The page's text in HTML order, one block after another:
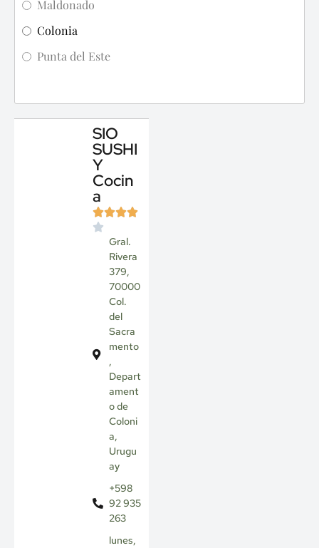
Maldonado
Colonia
Punta del Este
SIO
SUSHI
Y
Cocin
a
Gral.
Rivera
379,
70000
Col.
del
Sacra
mento
,
Depart
ament
o de
Coloni
a,
Urugu
ay
+598
92 935
263
lunes,